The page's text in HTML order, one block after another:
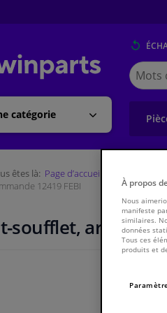
catégorie
Chercher
êtes là: Page d’accueil
12419 FEBI
soufflet, arbre de
À propos
Nous
manifeste
similaires.
données
Tous ces
produits et